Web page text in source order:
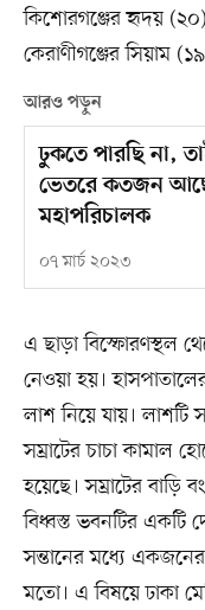
কিশোরগঞ্জের হৃদয়
কেরাণীগঞ্জের সিয়াম
আরও পড়ুন
ঢুকতে পারছি না,
ভেতরে কতজন
মহাপরিচালক
০৭ মার্চ ২০২৩
এ ছাড়া বিস্ফোরণস্থল
নেওয়া হয়।
লাশ নিয়ে যায়। লাশটি
সম্রাটের চাচা কামাল
হয়েছে। সম্রাটের বাড়ি
বিধ্বস্ত ভবনটির একটি
সন্তানের মধ্যে
মতো। এ বিষয়ে ঢাকা